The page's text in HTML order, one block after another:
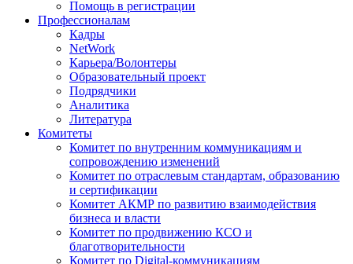
Помощь в регистрации
Профессионалам
Кадры
NetWork
Карьера/Волонтеры
Образовательный проект
Подрядчики
Аналитика
Литература
Комитеты
Комитет по внутренним коммуникациям и
сопровождению изменений
Комитет по отраслевым стандартам, образованию
и сертификации
Комитет АКМР по развитию взаимодействия
бизнеса и власти
Комитет по продвижению КСО и
благотворительности
Комитет по Digital-коммуникациям